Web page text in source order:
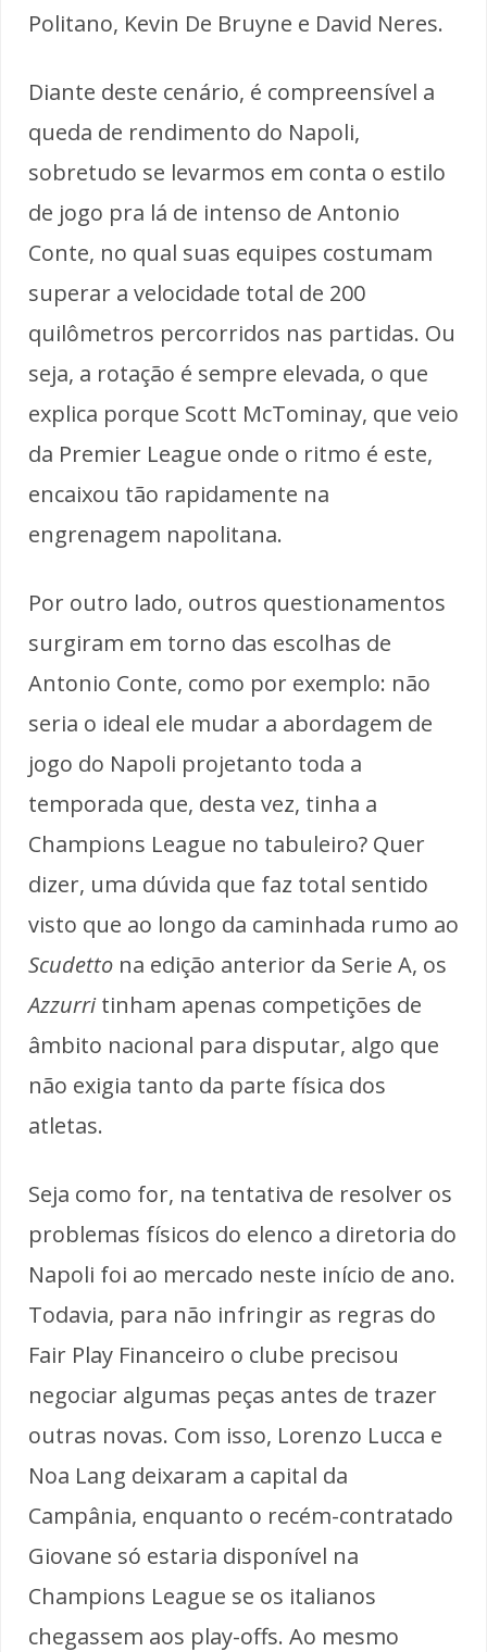
Politano, Kevin De Bruyne e David Neres.
Diante deste cenário, é compreensível a
queda de rendimento do Napoli,
sobretudo se levarmos em conta o estilo
de jogo pra lá de intenso de Antonio
Conte, no qual suas equipes costumam
superar a velocidade total de 200
quilômetros percorridos nas partidas. Ou
seja, a rotação é sempre elevada, o que
explica porque Scott McTominay, que veio
da Premier League onde o ritmo é este,
encaixou tão rapidamente na
engrenagem napolitana.
Por outro lado, outros questionamentos
surgiram em torno das escolhas de
Antonio Conte, como por exemplo: não
seria o ideal ele mudar a abordagem de
jogo do Napoli projetanto toda a
temporada que, desta vez, tinha a
Champions League no tabuleiro? Quer
dizer, uma dúvida que faz total sentido
visto que ao longo da caminhada rumo ao
Scudetto na edição anterior da Serie A, os
Azzurritinham apenas competições de
âmbito nacional para disputar, algo que
não exigia tanto da parte física dos
atletas.
Seja como for, na tentativa de resolver os
problemas físicos do elenco a diretoria do
Napoli foi ao mercado neste início de ano.
Todavia, para não infringir as regras do
Fair Play Financeiro o clube precisou
negociar algumas peças antes de trazer
outras novas. Com isso, Lorenzo Lucca e
Noa Lang deixaram a capital da
Campânia, enquanto o recém-contratado
Giovane só estaria disponível na
Champions League se os italianos
chegassem aos play-offs. Ao mesmo